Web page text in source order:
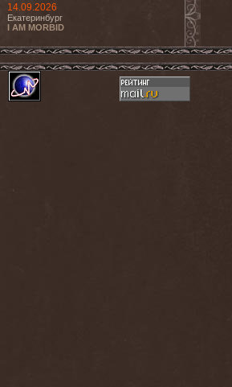
14.09.2026
Екатеринбург
I AM MORBID